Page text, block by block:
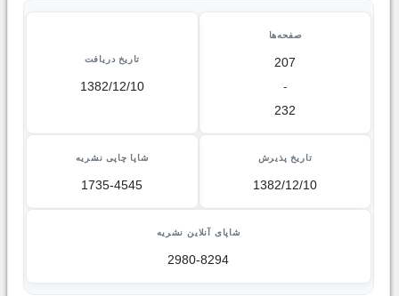
صفحه‌ها
207
-
232
تاریخ دریافت
1382/12/10
تاریخ پذیرش
1382/12/10
شاپا چاپی نشریه
1735-4545
شاپای آنلاین نشریه
2980-8294